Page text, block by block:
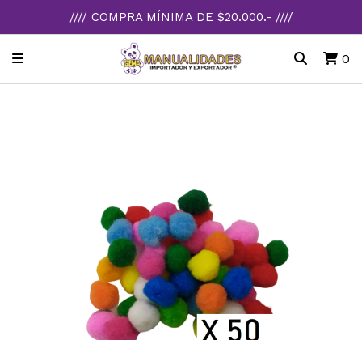
//// COMPRA MÍNIMA DE $20.000.- ////
0